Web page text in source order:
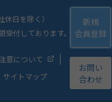
新規
会員登録
お問い
合わせ
休日を除く）
受付しております。
意について
サイトマップ